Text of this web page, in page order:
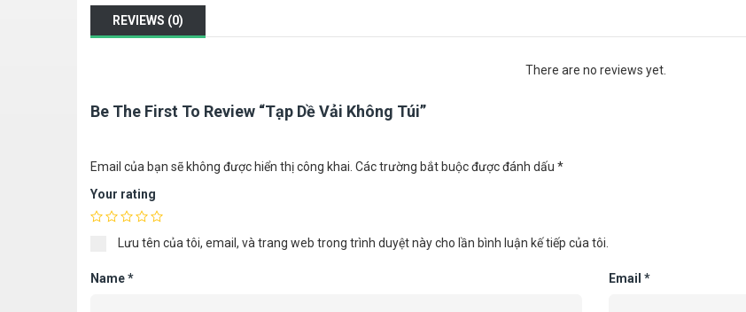
REVIEWS (0)
There are no reviews yet.
Be The First To Review “Tạp Dề Vải Không Túi”
Email của bạn sẽ không được hiển thị công khai. Các trường bắt buộc được đánh dấu *
Your rating
Lưu tên của tôi, email, và trang web trong trình duyệt này cho lần bình luận kế tiếp của tôi.
Name* Email *